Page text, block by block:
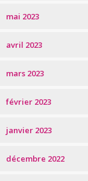
mai 2023
avril 2023
mars 2023
février 2023
janvier 2023
décembre 2022